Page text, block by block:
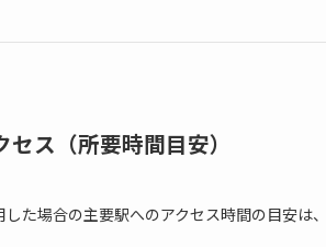
ス（所要時間目安）
た場合の主要駅へのアクセス時間の目安